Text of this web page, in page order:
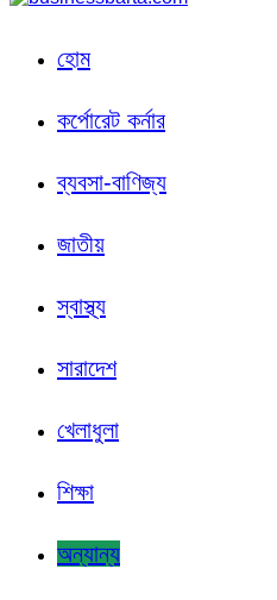
হোম
কর্পোরেট কর্নার
ব্যবসা-বাণিজ্য
জাতীয়
স্বাস্থ্য
সারাদেশ
খেলাধুলা
শিক্ষা
অন্যান্য